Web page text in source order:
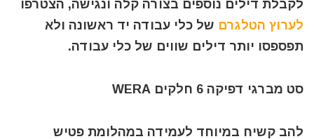
לקבלת דילים נוספים בצורה קלה ונגישה, הצטרפו
לערוץ הטלגרם של כלי עבודה יד ראשונה ולא
תפספסו יותר דילים שווים של כלי עבודה.
סט מברגי דפיקה 6 חלקים WERA
להב קשיח במיוחד לעמידה במהלומת פטיש